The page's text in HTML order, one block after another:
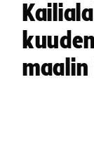
kuuden